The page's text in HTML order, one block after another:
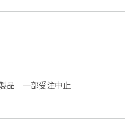
製品 一部受注中止